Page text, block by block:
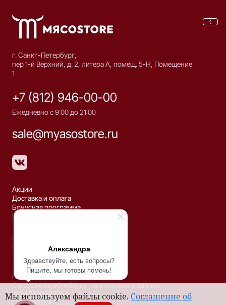
Александра
Здравствуйте, есть вопросы?
Пишите, мы готовы помочь!
г. Санкт-Петербург,
пер 1-й Верхний, д. 2, литера А, помещ. 5-Н, Помещение
1
+7 (812) 946-00-00
Ежедневно с 9:00 до 21:00
sale@myasostore.ru
Акции
Доставка и оплата
Бонусная программа
Рецепты
© 2026 ООО «ДЕЛЬТА»
Политика конфиденциальности
Согласие на обработку персональных данных
ИНН 7806565263
ОГРН 1197847202035
Мы используем файлы cookie. Соглашение об